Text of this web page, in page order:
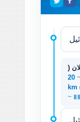
(
~
20
km
~